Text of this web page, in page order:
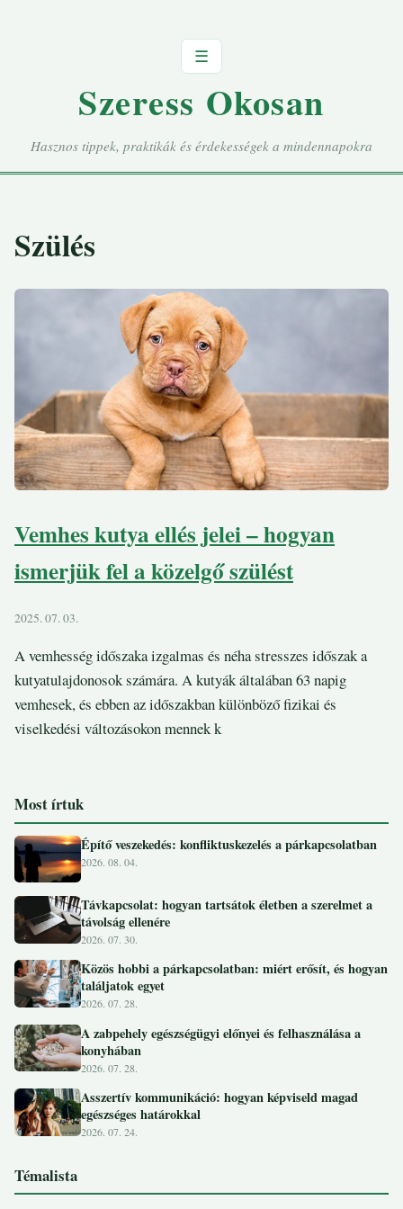
☰
Szeress Okosan
Hasznos tippek, praktikák és érdekességek a mindennapokra
Szülés
Vemhes kutya ellés jelei – hogyan
ismerjük fel a közelgő szülést
2025. 07. 03.
A vemhesség időszaka izgalmas és néha stresszes időszak a
kutyatulajdonosok számára. A kutyák általában 63 napig
vemhesek, és ebben az időszakban különböző fizikai és
viselkedési változásokon mennek k
Most írtuk
Építő veszekedés: konfliktuskezelés a párkapcsolatban
2026. 08. 04.
Távkapcsolat: hogyan tartsátok életben a szerelmet a
távolság ellenére
2026. 07. 30.
Közös hobbi a párkapcsolatban: miért erősít, és hogyan
találjatok egyet
2026. 07. 28.
A zabpehely egészségügyi előnyei és felhasználása a
konyhában
2026. 07. 28.
Asszertív kommunikáció: hogyan képviseld magad
egészséges határokkal
2026. 07. 24.
Témalista